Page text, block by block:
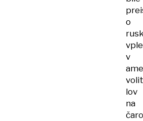
o
v
lov
na